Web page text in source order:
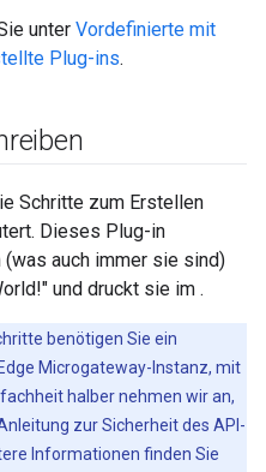
unter Vordefinierte mit
Plug-ins.
Schritte zum Erstellen
Dieses Plug-in
auch immer sie sind)
und druckt sie im .
benötigen Sie ein
Microgateway-Instanz, mit
halber nehmen wir an,
zur Sicherheit des API-
Informationen finden Sie